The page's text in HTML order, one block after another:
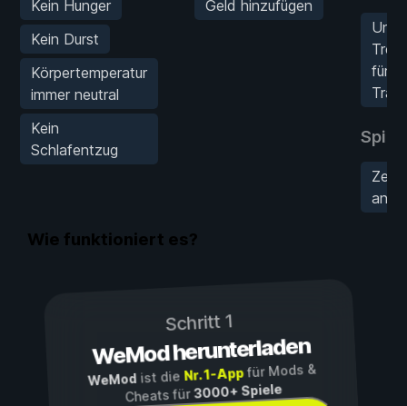
Kein Hunger
Kein Durst
Körpertemperatur
immer neutral
Kein
Schlafentzug
Geld hinzufügen
für
Zeit
Wie funktioniert es?
Schritt 1
WeMod herunterladen
WeMod ist die Nr. 1-Appfür Mods &
Cheats für3000+ Spiele